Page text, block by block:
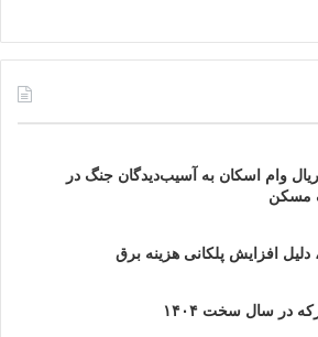
میلیارد ریال وام اسکان به آسیب‌دیدگان جنگ در
مسکن
افزایش پلکانی هزینه برق
در سال سخت ۱۴۰۴